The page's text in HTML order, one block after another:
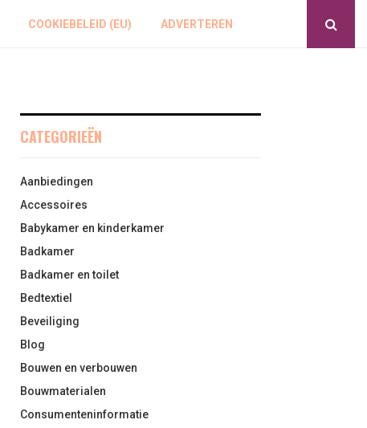
COOKIEBELEID (EU) ADVERTEREN
CATEGORIEËN
Aanbiedingen
Accessoires
Babykamer en kinderkamer
Badkamer
Badkamer en toilet
Bedtextiel
Beveiliging
Blog
Bouwen en verbouwen
Bouwmaterialen
Consumenteninformatie